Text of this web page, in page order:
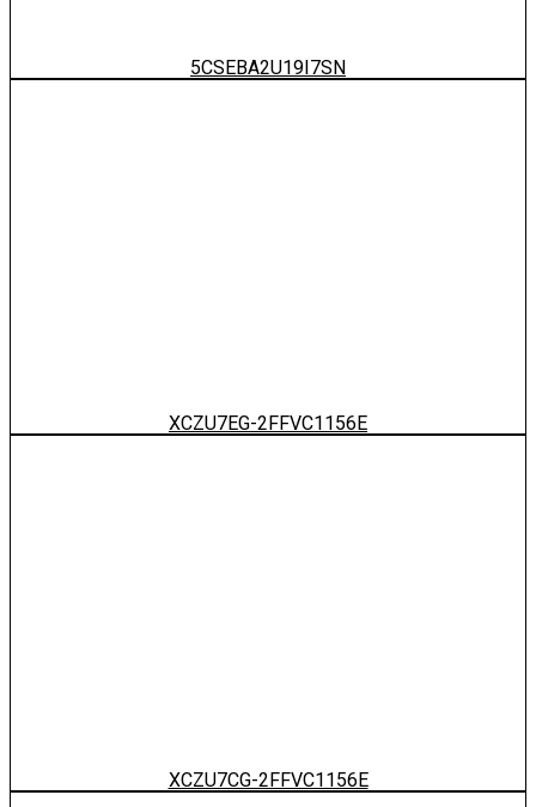
5CSEBA2U19I7SN
XCZU7EG-2FFVC1156E
XCZU7CG-2FFVC1156E